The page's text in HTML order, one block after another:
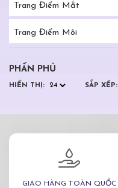
Trang Điểm Mắt
Trang Điểm Môi
PHẤN PHỦ
HIỂN THỊ: SẮP XẾP:
GIAO HÀNG TOÀN QUỐC